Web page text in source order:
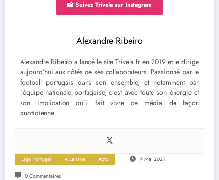
📸 Suivez Trivela sur Instagram
Alexandre Ribeiro
Alexandre Ribeiro a lancé le site Trivela.fr en 2019 et le dirige
aujourd’hui aux côtés de ses collaborateurs. Passionné par le
football portugais dans son ensemble, et notamment par
l’équipe nationale portugaise, c’est avec toute son énergie et
son implication qu’il fait vivre ce média de façon
quotidienne.
Liga Portugal A La Une Actu 9 Mai 2021
0 Commentaires